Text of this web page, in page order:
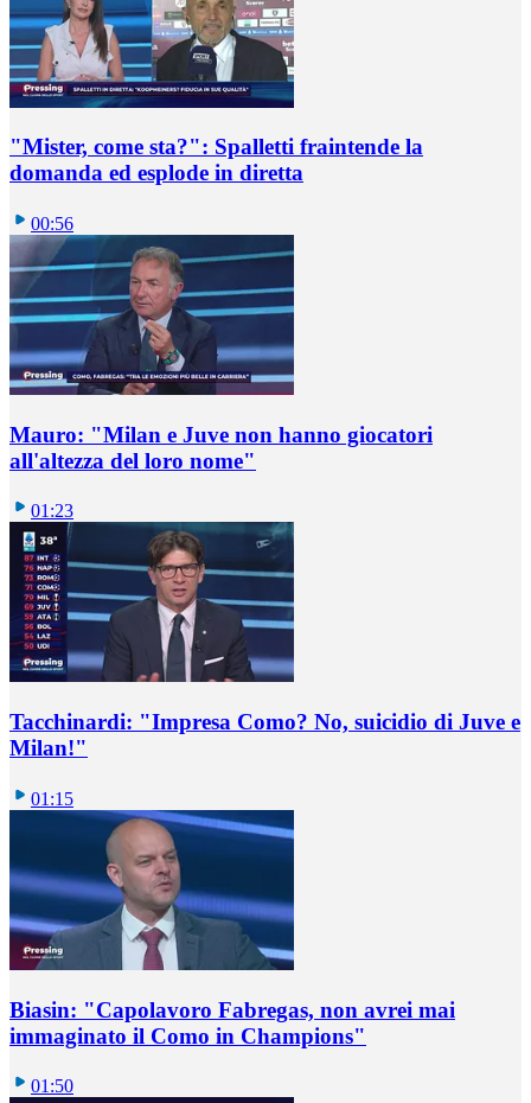
"Mister, come sta?": Spalletti fraintende la
domanda ed esplode in diretta
00:56
Mauro: "Milan e Juve non hanno giocatori
all'altezza del loro nome"
01:23
Tacchinardi: "Impresa Como? No, suicidio di Juve e
Milan!"
01:15
Biasin: "Capolavoro Fabregas, non avrei mai
immaginato il Como in Champions"
01:50